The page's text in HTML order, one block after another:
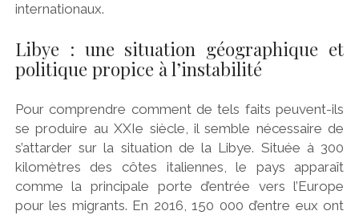
internationaux.
Libye : une situation géographique et
politique propice à l’instabilité
Pour comprendre comment de tels faits peuvent-ils
se produire au XXIe siècle, il semble nécessaire de
s’attarder sur la situation de la Libye. Située à 300
kilomètres des côtes italiennes, le pays apparaît
comme la principale porte d’entrée vers l’Europe
pour les migrants. En 2016, 150 000 d’entre eux ont